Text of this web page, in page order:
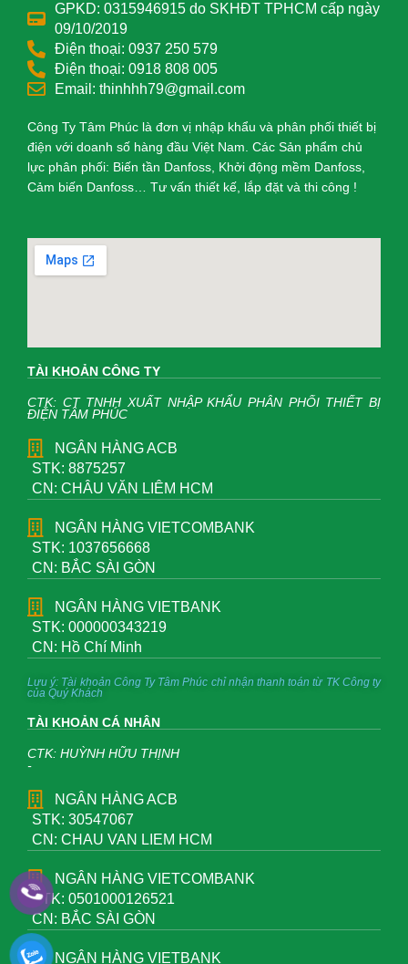
GPKD: 0315946915 do SKHĐT TPHCM cấp ngày
09/10/2019
Điện thoại: 0937 250 579
Điện thoại: 0918 808 005
Email: thinhhh79@gmail.com
Công Ty Tâm Phúc là đơn vị nhập khẩu và phân phối thiết bị
điện với doanh số hàng đầu Việt Nam. Các Sản phẩm chủ
lực phân phối: Biến tần Danfoss, Khởi động mềm Danfoss,
Cảm biến Danfoss… Tư vấn thiết kế, lắp đặt và thi công !
TÀI KHOẢN CÔNG TY
CTK: CT TNHH XUẤT NHẬP KHẨU PHÂN PHỐI THIẾT BỊ
ĐIỆN TÂM PHÚC
NGÂN HÀNG ACB
STK: 8875257
CN: CHÂU VĂN LIÊM HCM
NGÂN HÀNG VIETCOMBANK
STK: 1037656668
CN: BẮC SÀI GÒN
NGÂN HÀNG VIETBANK
STK: 000000343219
CN: Hồ Chí Minh
Lưu ý: Tài khoản Công Ty Tâm Phúc chỉ nhận thanh toán từ TK Công ty
của Quý Khách
TÀI KHOẢN CÁ NHÂN
CTK: HUỲNH HỮU THỊNH
-
NGÂN HÀNG ACB
STK: 30547067
CN: CHAU VAN LIEM HCM
NGÂN HÀNG VIETCOMBANK
STK: 0501000126521
CN: BẮC SÀI GÒN
NGÂN HÀNG VIETBANK